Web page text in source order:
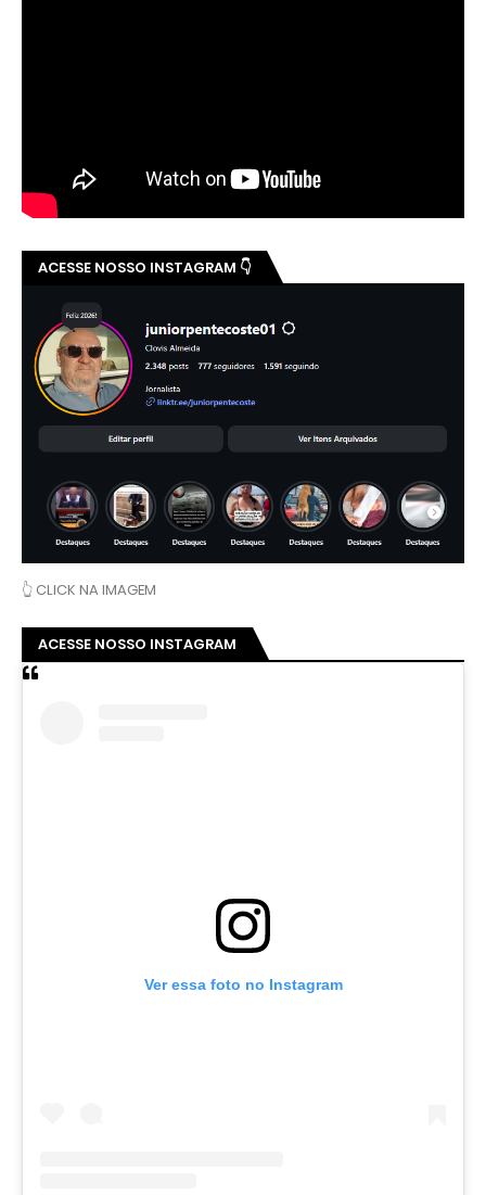
ACESSE NOSSO INSTAGRAM 👇
👆 CLICK NA IMAGEM
ACESSE NOSSO INSTAGRAM
Ver essa foto no Instagram